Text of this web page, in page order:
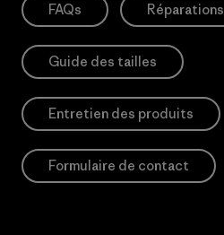
FAQs Réparations
Guide des tailles
Entretien des produits
Formulaire de contact